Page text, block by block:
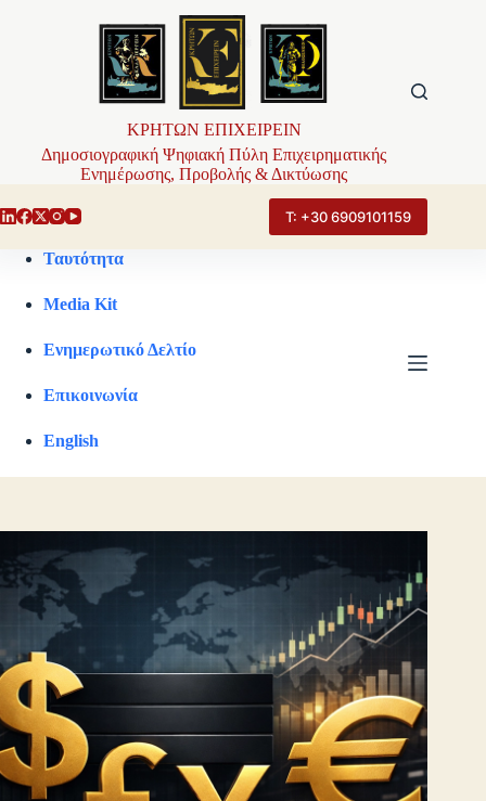
ΚΡΗΤΩΝ ΕΠΙΧΕΙΡΕΙΝ
Δημοσιογραφική Ψηφιακή Πύλη Επιχειρηματικής
Ενημέρωσης, Προβολής & Δικτύωσης
Τ: +30 6909101159
Ταυτότητα
Media Kit
Ενημερωτικό Δελτίο
Επικοινωνία
English